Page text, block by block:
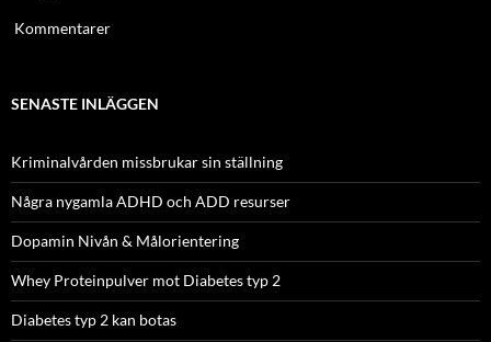
Kommentarer
SENASTE INLÄGGEN
Kriminalvården missbrukar sin ställning
Några nygamla ADHD och ADD resurser
Dopamin Nivån & Målorientering
Whey Proteinpulver mot Diabetes typ 2
Diabetes typ 2 kan botas